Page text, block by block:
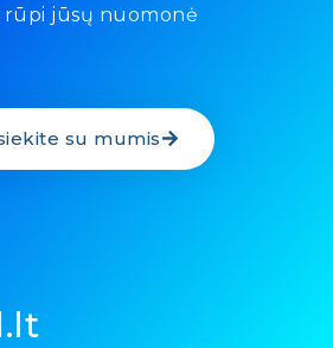
rūpi jūsų nuomonė
su mumis